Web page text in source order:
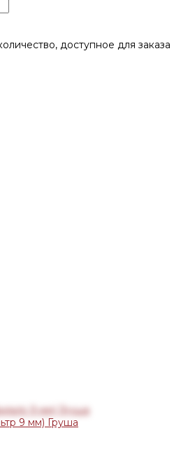
доступное для заказа
9 мм) Груша